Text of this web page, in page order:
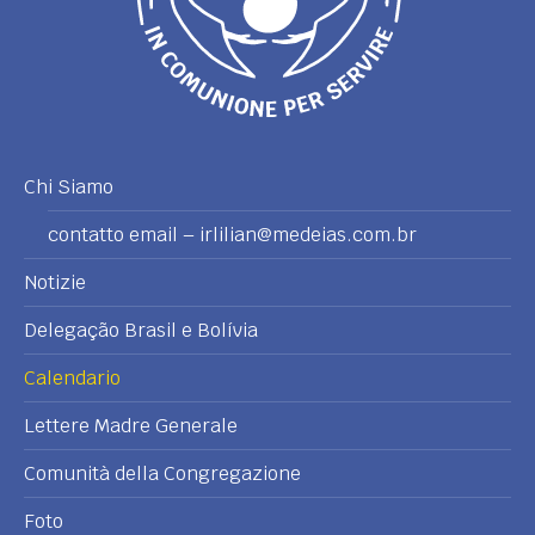
Chi Siamo
contatto email – irlilian@medeias.com.br
Notizie
Delegação Brasil e Bolívia
Calendario
Lettere Madre Generale
Comunità della Congregazione
Foto